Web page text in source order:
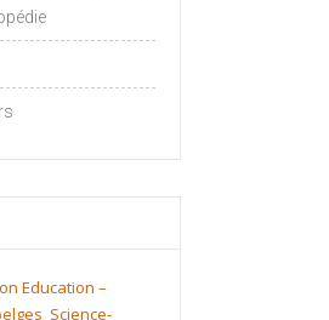
Education –
Science-